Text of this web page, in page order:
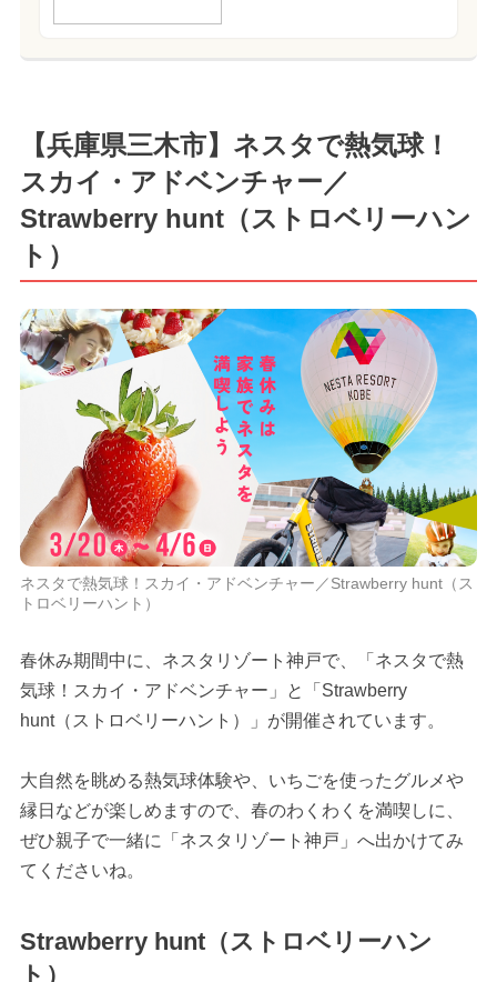
【兵庫県三木市】ネスタで熱気球！
スカイ・アドベンチャー／
Strawberry hunt（ストロベリーハン
ト）
ネスタで熱気球！スカイ・アドベンチャー／Strawberry hunt（ス
トロベリーハント）
春休み期間中に、ネスタリゾート神戸で、「ネスタで熱
気球！スカイ・アドベンチャー」と「Strawberry
hunt（ストロベリーハント）」が開催されています。
大自然を眺める熱気球体験や、いちごを使ったグルメや
縁日などが楽しめますので、春のわくわくを満喫しに、
ぜひ親子で一緒に「ネスタリゾート神戸」へ出かけてみ
てくださいね。
Strawberry hunt（ストロベリーハン
ト）